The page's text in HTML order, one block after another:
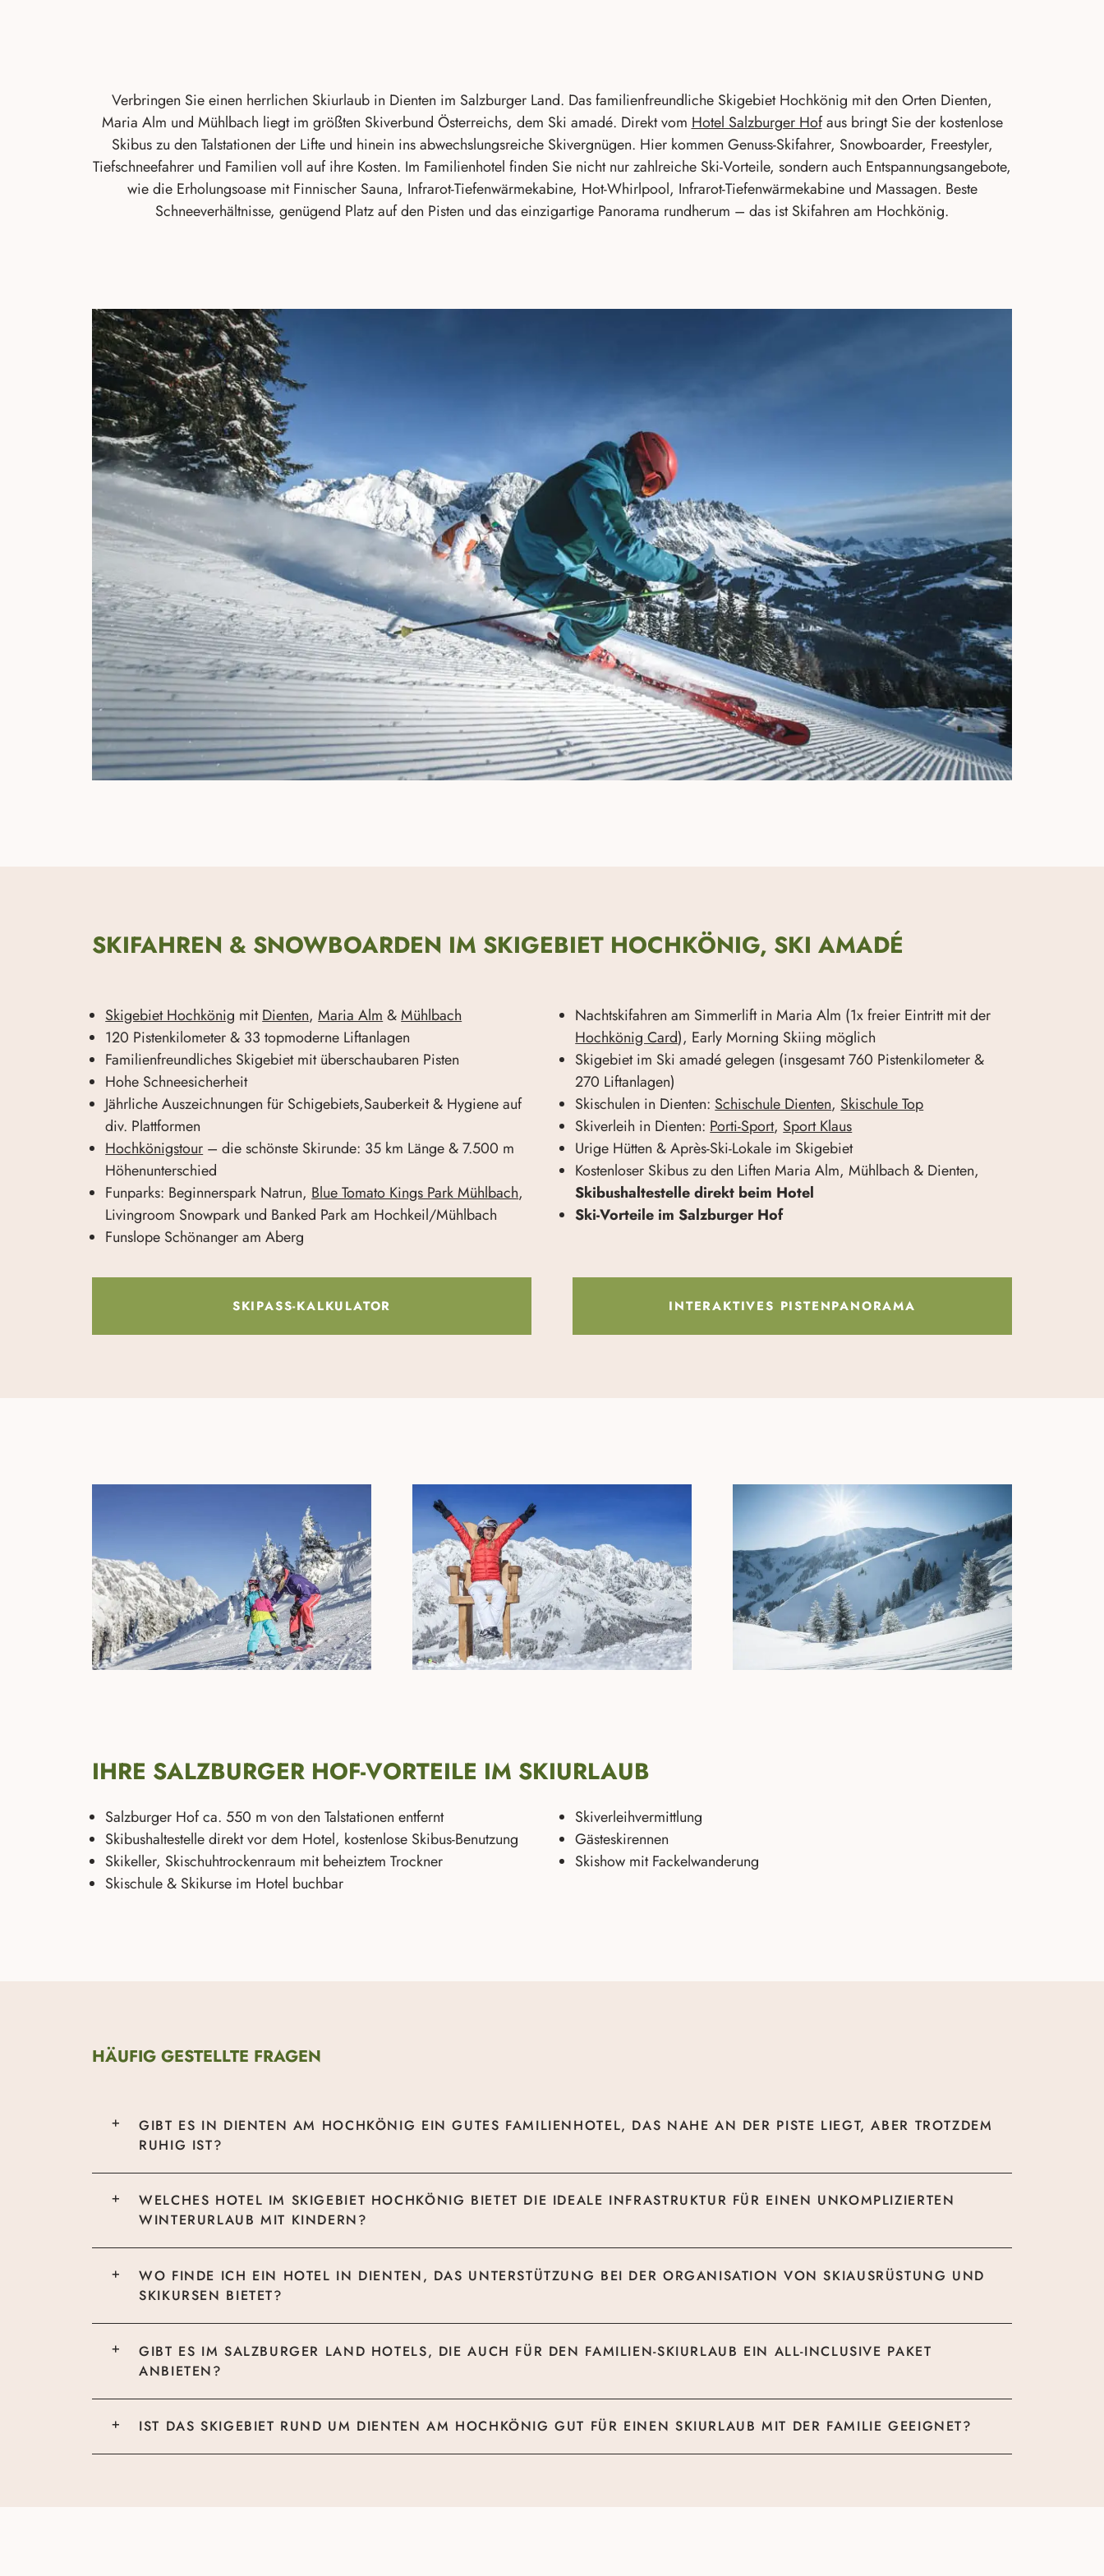
Verbringen Sie einen herrlichen Skiurlaub in Dienten im Salzburger Land. Das familienfreundliche Skigebiet Hochkönig mit den Orten Dienten,
Maria Alm und Mühlbach liegt im größten Skiverbund Österreichs, dem Ski amadé. Direkt vomHotel Salzburger Hofaus bringt Sie der kostenlose
Skibus zu den Talstationen der Lifte und hinein ins abwechslungsreiche Skivergnügen. Hier kommen Genuss-Skifahrer, Snowboarder, Freestyler,
Tiefschneefahrer und Familien voll auf ihre Kosten. Im Familienhotel finden Sie nicht nur zahlreiche Ski-Vorteile, sondern auch Entspannungsangebote,
wie die Erholungsoase mit Finnischer Sauna, Infrarot-Tiefenwärmekabine, Hot-Whirlpool, Infrarot-Tiefenwärmekabine und Massagen. Beste
Schneeverhältnisse, genügend Platz auf den Pisten und das einzigartige Panorama rundherum – das ist Skifahren am Hochkönig.
SKIFAHREN & SNOWBOARDEN IM SKIGEBIET HOCHKÖNIG, SKI AMADÉ
Skigebiet Hochkönig mitDienten,Maria Alm &Mühlbach
120 Pistenkilometer & 33 topmoderne Liftanlagen
Familienfreundliches Skigebiet mit überschaubaren Pisten
Hohe Schneesicherheit
Jährliche Auszeichnungen für Schigebiets,Sauberkeit & Hygiene auf
div. Plattformen
Hochkönigstour – die schönste Skirunde: 35 km Länge & 7.500 m
Höhenunterschied
Funparks: Beginnerspark Natrun, Blue Tomato Kings Park Mühlbach,
Livingroom Snowpark und Banked Park am Hochkeil/Mühlbach
Funslope Schönanger am Aberg
Nachtskifahren am Simmerlift in Maria Alm (1x freier Eintritt mit der
Hochkönig Card), Early Morning Skiing möglich
Skigebiet im Ski amadé gelegen (insgesamt 760 Pistenkilometer &
270 Liftanlagen)
Skischulen in Dienten: Schischule Dienten, Skischule Top
Skiverleih in Dienten: Porti-Sport, Sport Klaus
Urige Hütten & Après-Ski-Lokale im Skigebiet
Kostenloser Skibus zu den Liften Maria Alm, Mühlbach & Dienten,
Skibushaltestelle direkt beim Hotel
Ski-Vorteile im Salzburger Hof
SKIPASS-KALKULATOR INTERAKTIVES PISTENPANORAMA
IHRE SALZBURGER HOF-VORTEILE IM SKIURLAUB
Salzburger Hof ca. 550 m von den Talstationen entfernt
Skibushaltestelle direkt vor dem Hotel, kostenlose Skibus-Benutzung
Skikeller, Skischuhtrockenraum mit beheiztem Trockner
Skischule & Skikurse im Hotel buchbar
Skiverleihvermittlung
Gästeskirennen
Skishow mit Fackelwanderung
HÄUFIG GESTELLTE FRAGEN
GIBT ES IN DIENTEN AM HOCHKÖNIG EIN GUTES FAMILIENHOTEL, DAS NAHE AN DER PISTE LIEGT, ABER TROTZDEM
RUHIG IST?
WELCHES HOTEL IM SKIGEBIET HOCHKÖNIG BIETET DIE IDEALE INFRASTRUKTUR FÜR EINEN UNKOMPLIZIERTEN
WINTERURLAUB MIT KINDERN?
WO FINDE ICH EIN HOTEL IN DIENTEN, DAS UNTERSTÜTZUNG BEI DER ORGANISATION VON SKIAUSRÜSTUNG UND
SKIKURSEN BIETET?
GIBT ES IM SALZBURGER LAND HOTELS, DIE AUCH FÜR DEN FAMILIEN-SKIURLAUB EIN ALL-INCLUSIVE PAKET
ANBIETEN?
IST DAS SKIGEBIET RUND UM DIENTEN AM HOCHKÖNIG GUT FÜR EINEN SKIURLAUB MIT DER FAMILIE GEEIGNET?